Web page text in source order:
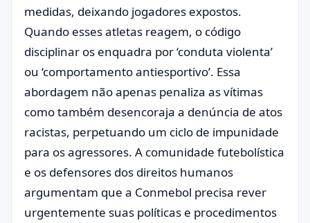
medidas, deixando jogadores expostos.
Quando esses atletas reagem, o código
disciplinar os enquadra por ‘conduta violenta’
ou ‘comportamento antiesportivo’. Essa
abordagem não apenas penaliza as vítimas
como também desencoraja a denúncia de atos
racistas, perpetuando um ciclo de impunidade
para os agressores. A comunidade futebolística
e os defensores dos direitos humanos
argumentam que a Conmebol precisa rever
urgentemente suas políticas e procedimentos